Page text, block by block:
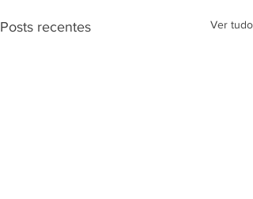
Posts recentes Ver tudo